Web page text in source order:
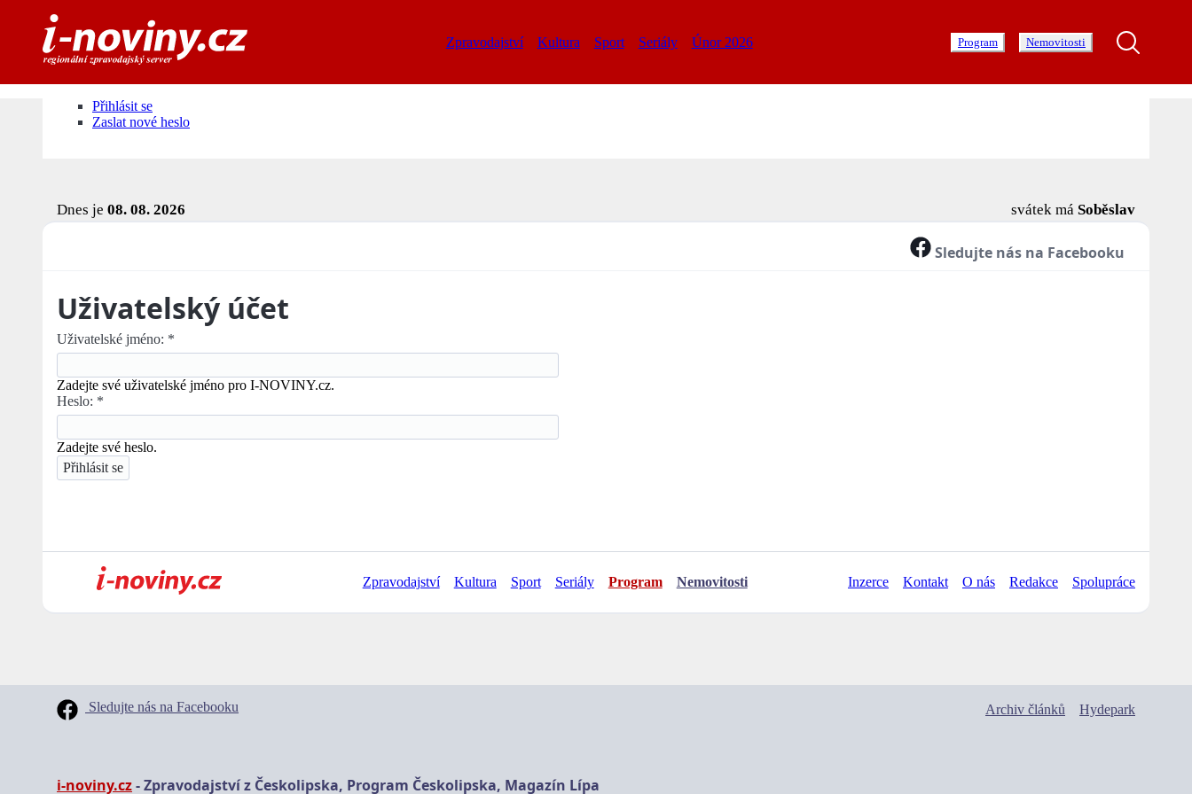
Zpravodajství Kultura Sport Seriály Únor 2026 Program Nemovitosti
Přihlásit se
Zaslat nové heslo
Dnes je 08. 08. 2026 svátek má Soběslav
Sledujte nás na Facebooku
Uživatelský účet
Uživatelské jméno: *
Zadejte své uživatelské jméno pro I-NOVINY.cz.
Heslo: *
Zadejte své heslo.
Zpravodajství Kultura Sport Seriály Program Nemovitosti Inzerce Kontakt O nás Redakce Spolupráce
Sledujte nás na Facebooku Archiv článků Hydepark
i-noviny.cz- Zpravodajství z Českolipska, Program Českolipska, Magazín Lípa